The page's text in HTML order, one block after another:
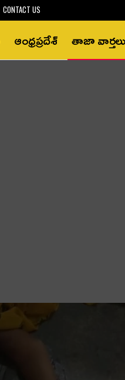
CONTACT US
ఆంధ్రప్రదేశ్‌ తాజా వార్తలు